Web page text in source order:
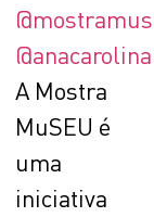
A Mostra
MuSEU é
uma
iniciativa